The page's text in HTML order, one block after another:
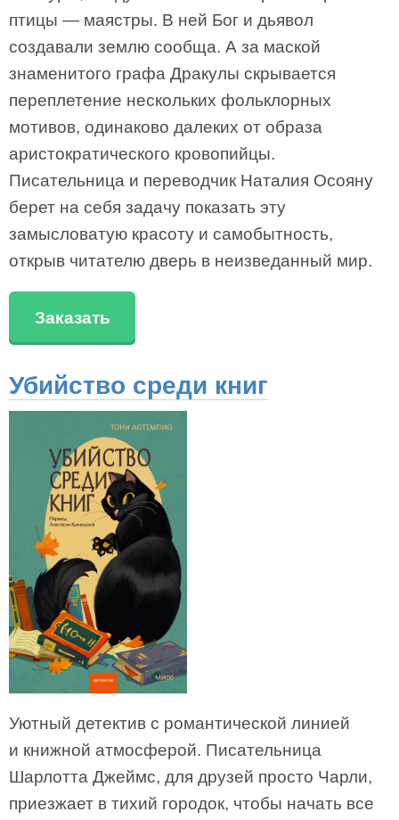
птицы — маястры. В ней Бог и дьявол
создавали землю сообща. А за маской
знаменитого графа Дракулы скрывается
переплетение нескольких фольклорных
мотивов, одинаково далеких от образа
аристократического кровопийцы.
Писательница и переводчик Наталия Осояну
берет на себя задачу показать эту
замысловатую красоту и самобытность,
открыв читателю дверь в неизведанный мир.
Заказать
Убийство среди книг
Уютный детектив с романтической линией
и книжной атмосферой. Писательница
Шарлотта Джеймс, для друзей просто Чарли,
приезжает в тихий городок, чтобы начать все